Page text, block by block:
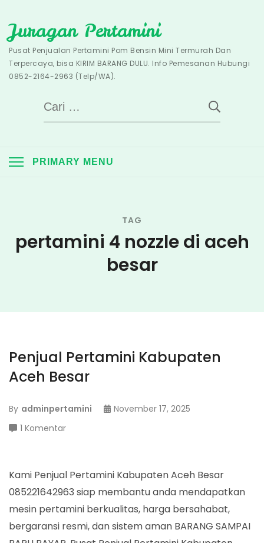
to
content
Juragan Pertamini
Pusat Penjualan Pertamini Pom Bensin Mini Termurah Dan
Terpercaya, bisa KIRIM BARANG DULU. Info Pemesanan Hubungi
0852-2164-2963 (Telp/WA).
Cari
untuk:
PRIMARY MENU
TAG
pertamini 4 nozzle di aceh
besar
Penjual Pertamini Kabupaten
Aceh Besar
By adminpertamini
November 17, 2025
1 Komentarpada
Kabupaten
Aceh
Besar
Kami Penjual Pertamini Kabupaten Aceh Besar
085221642963 siap membantu anda mendapatkan
mesin pertamini berkualitas, harga bersahabat,
bergaransi resmi, dan sistem aman BARANG SAMPAI